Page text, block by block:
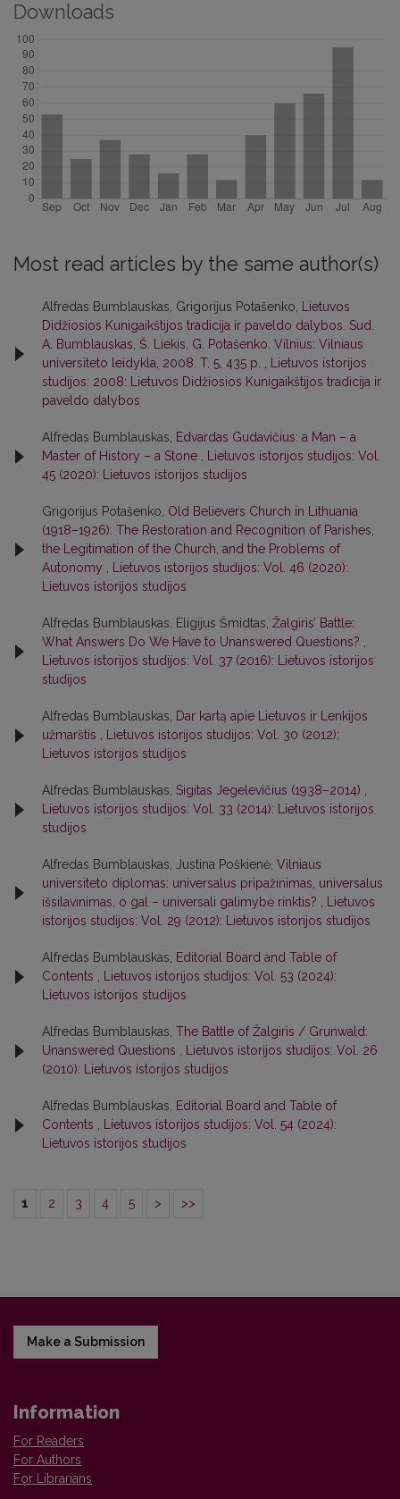
Downloads
Most read articles by the same author(s)
Alfredas Bumblauskas, Grigorijus Potašenko,
Lietuvos
Didžiosios Kunigaikštijos tradicija ir paveldo dalybos. Sud.
A. Bumblauskas, Š. Liekis, G. Potašenko. Vilnius: Vilniaus
universiteto leidykla, 2008. T. 5, 435 p.
Lietuvos istorijos
studijos: 2008: Lietuvos Didžiosios Kunigaikštijos tradicija ir
paveldo dalybos
Alfredas Bumblauskas,
Edvardas Gudavičius: a Man – a
Master of History – a Stone
Lietuvos istorijos studijos: Vol.
45 (2020): Lietuvos istorijos studijos
Grigorijus Potašenko, Old Believers Church in Lithuania
(1918–1926): The Restoration and Recognition of Parishes,
the Legitimation of the Church, and the Problems of
Autonomy
Lietuvos istorijos studijos: Vol. 46 (2020):
Lietuvos istorijos studijos
Alfredas Bumblauskas, Eligijus Šmidtas, Žalgiris’ Battle:
What Answers Do We Have to Unanswered Questions?
Lietuvos istorijos studijos: Vol. 37 (2016): Lietuvos istorijos
studijos
Alfredas Bumblauskas,
Dar kartą apie Lietuvos ir Lenkijos
užmarštis
Lietuvos istorijos studijos: Vol. 30 (2012):
Lietuvos istorijos studijos
Alfredas Bumblauskas, Sigitas Jegelevičius (1938–2014)
Lietuvos istorijos studijos: Vol. 33 (2014): Lietuvos istorijos
studijos
Alfredas Bumblauskas, Justina Poškienė, Vilniaus
universiteto diplomas: universalus pripažinimas, universalus
išsilavinimas, o gal – universali galimybė rinktis?
Lietuvos
istorijos studijos: Vol. 29 (2012): Lietuvos istorijos studijos
Alfredas Bumblauskas,
Editorial Board and Table of
Contents
Lietuvos istorijos studijos: Vol. 53 (2024):
Lietuvos istorijos studijos
Alfredas Bumblauskas, The Battle of Žalgiris / Grunwald:
Unanswered Questions
Lietuvos istorijos studijos: Vol. 26
(2010): Lietuvos istorijos studijos
Alfredas Bumblauskas,
Editorial Board and Table of
Contents
Lietuvos istorijos studijos: Vol. 54 (2024):
Lietuvos istorijos studijos
1 2 3 4 5 > >>
Make a Submission
Information
For Readers
For Authors
For Librarians